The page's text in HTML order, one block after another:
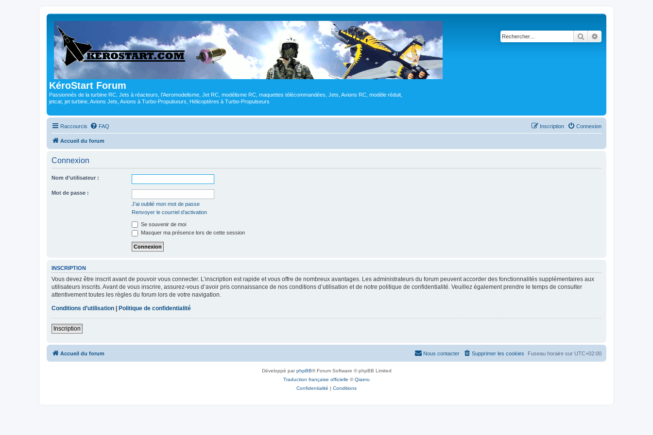
KéroStart Forum
Passionnés de la turbine RC, Jets à réacteurs, l'Aeromodelisme, Jet RC, modélisme RC, maquettes télécommandées, Jets, Avions RC, modèle réduit,
jetcat, jet turbine, Avions Jets, Avions à Turbo-Propulseurs, Hélicoptères à Turbo-Propulseurs
Rechercher
Raccourcis FAQ Connexion
Inscription
Accueil du forum
Connexion
Nom d’utilisateur :
Mot de passe :
J’ai oublié mon mot de passe
Renvoyer le courriel d’activation
Se souvenir de moi
Masquer ma présence lors de cette session
INSCRIPTION
Vous devez être inscrit avant de pouvoir vous connecter. L’inscription est rapide et vous offre de nombreux avantages. Les administrateurs du forum peuvent accorder des fonctionnalités supplémentaires aux
utilisateurs inscrits. Avant de vous inscrire, assurez-vous d’avoir pris connaissance de nos conditions d’utilisation et de notre politique de confidentialité. Veuillez également prendre le temps de consulter
attentivement toutes les règles du forum lors de votre navigation.
Conditions d’utilisation
Politique de confidentialité
Inscription
Accueil du forum Fuseau horaire sur UTC+02:00
Supprimer les cookies
Nous contacter
Développé parphpBB® Forum Software © phpBB Limited
Traduction française officielle ©Qiaeru
Confidentialité | Conditions